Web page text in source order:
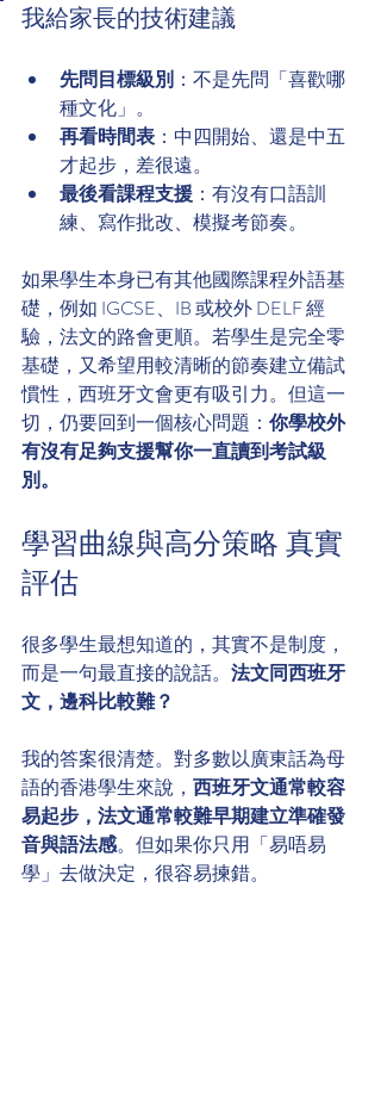
我給家長的技術建議
先問目標級別 ：不是先問「喜歡哪
種文化」。
再看時間表 ：中四開始、還是中五
才起步，差很遠。
最後看課程支援 ：有沒有口語訓
練、寫作批改、模擬考節奏。
如果學生本身已有其他國際課程外語基
礎，例如 IGCSE、IB 或校外 DELF 經
驗，法文的路會更順。若學生是完全零
基礎，又希望用較清晰的節奏建立備試
慣性，西班牙文會更有吸引力。但這一
切，仍要回到一個核心問題： 你學校外
有沒有足夠支援幫你一直讀到考試級
別。
學習曲線與高分策略 真實
評估
很多學生最想知道的，其實不是制度，
而是一句最直接的說話。 法文同西班牙
文，邊科比較難？
我的答案很清楚。對多數以廣東話為母
語的香港學生來說， 西班牙文通常較容
易起步，法文通常較難早期建立準確發
音與語法感。但如果你只用「易唔易
學」去做決定，很容易揀錯。